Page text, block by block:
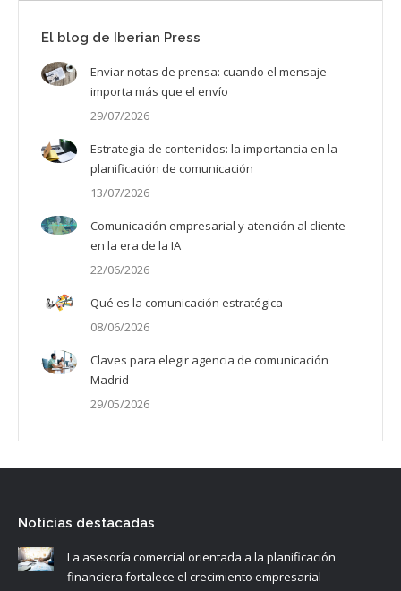
El blog de Iberian Press
Enviar notas de prensa: cuando el mensaje
importa más que el envío
29/07/2026
Estrategia de contenidos: la importancia en la
planificación de comunicación
13/07/2026
Comunicación empresarial y atención al cliente
en la era de la IA
22/06/2026
Qué es la comunicación estratégica
08/06/2026
Claves para elegir agencia de comunicación
Madrid
29/05/2026
Noticias destacadas
La asesoría comercial orientada a la planificación
financiera fortalece el crecimiento empresarial